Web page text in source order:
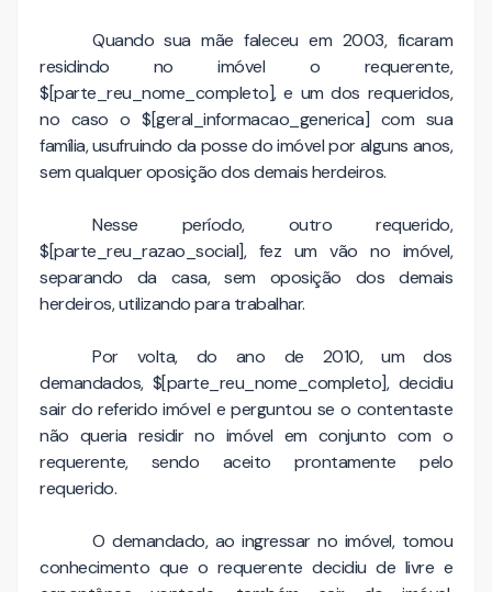
Quando sua mãe faleceu em 2003, ficaram
residindo no imóvel o requerente,
$[parte_reu_nome_completo], e um dos requeridos,
no caso o $[geral_informacao_generica] com sua
família, usufruindo da posse do imóvel por alguns anos,
sem qualquer oposição dos demais herdeiros.
Nesse período, outro requerido,
$[parte_reu_razao_social], fez um vão no imóvel,
separando da casa, sem oposição dos demais
herdeiros, utilizando para trabalhar.
Por volta, do ano de 2010, um dos
demandados, $[parte_reu_nome_completo], decidiu
sair do referido imóvel e perguntou se o contentaste
não queria residir no imóvel em conjunto com o
requerente, sendo aceito prontamente pelo
requerido.
O demandado, ao ingressar no imóvel, tomou
conhecimento que o requerente decidiu de livre e